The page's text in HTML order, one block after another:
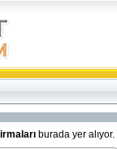
burada yer alıyor.